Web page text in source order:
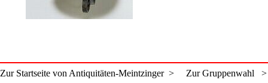
Zur Startseite von Antiquitäten-Meintzinger > Zur Gruppenwahl >